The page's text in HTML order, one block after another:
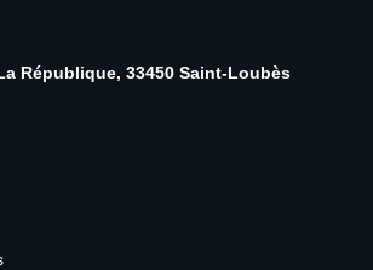
République, 33450 Saint-Loubès